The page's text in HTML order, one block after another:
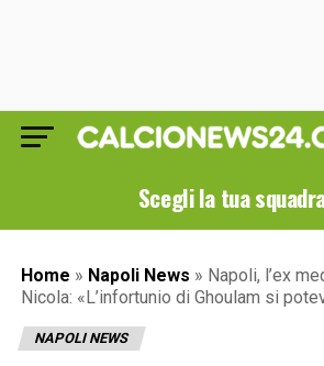
Scegli la tua
Home » Napoli News » Napoli, l’ex
Nicola: «L’infortunio di Ghoulam si
NAPOLI NEWS